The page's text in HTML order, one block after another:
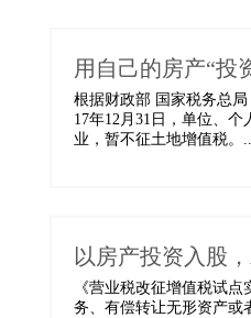
用自己的房产“投
根据财政部 国家税务总
17年12月31日，单位、
业，暂不征土地增值税。
以房产投资入股
《营业税改征增值税试
务、有偿转让无形资产或